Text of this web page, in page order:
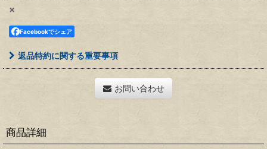
×
Facebookでシェア
返品特約に関する重要事項
お問い合わせ
商品詳細